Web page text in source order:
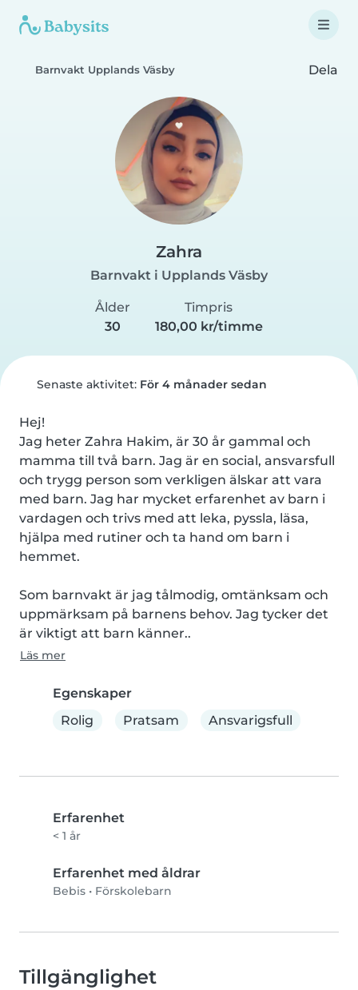
Barnvakt Upplands Väsby Dela
Zahra
Barnvakt i Upplands Väsby
Ålder
30
Timpris
180,00 kr/timme
Senaste aktivitet: För 4 månader sedan
Hej!
Jag heter Zahra Hakim, är 30 år gammal och
mamma till två barn. Jag är en social, ansvarsfull
och trygg person som verkligen älskar att vara
med barn. Jag har mycket erfarenhet av barn i
vardagen och trivs med att leka, pyssla, läsa,
hjälpa med rutiner och ta hand om barn i
hemmet.
Som barnvakt är jag tålmodig, omtänksam och
uppmärksam på barnens behov. Jag tycker det
är viktigt att barn känner..
Läs mer
Egenskaper
Rolig
Pratsam Ansvarigsfull
Erfarenhet
< 1 år
Erfarenhet med åldrar
Bebis • Förskolebarn
Tillgänglighet